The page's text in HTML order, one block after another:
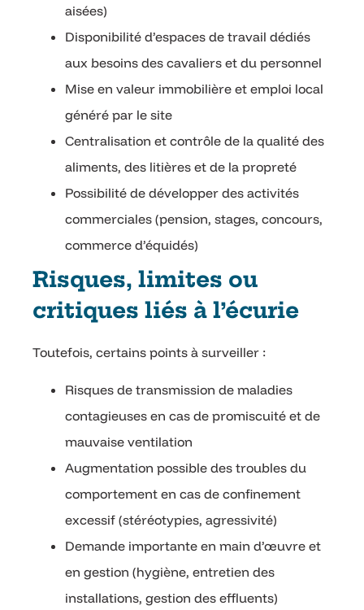
aisées)
Disponibilité d’espaces de travail dédiés
aux besoins des cavaliers et du personnel
Mise en valeur immobilière et emploi local
généré par le site
Centralisation et contrôle de la qualité des
aliments, des litières et de la propreté
Possibilité de développer des activités
commerciales (pension, stages, concours,
commerce d’équidés)
Risques, limites ou
critiques liés à l’écurie
Toutefois, certains points à surveiller :
Risques de transmission de maladies
contagieuses en cas de promiscuité et de
mauvaise ventilation
Augmentation possible des troubles du
comportement en cas de confinement
excessif (stéréotypies, agressivité)
Demande importante en main d’œuvre et
en gestion (hygiène, entretien des
installations, gestion des effluents)